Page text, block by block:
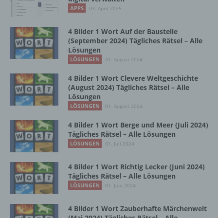
APPS 03. April 2025
4 Bilder 1 Wort Auf der Baustelle
(September 2024) Tägliches Rätsel – Alle
Lösungen
LÖSUNGEN 31. August 2024
4 Bilder 1 Wort Clevere Weltgeschichte
(August 2024) Tägliches Rätsel – Alle
Lösungen
LÖSUNGEN 01. August 2024
4 Bilder 1 Wort Berge und Meer (Juli 2024)
Tägliches Rätsel – Alle Lösungen
LÖSUNGEN 01. Juli 2024
4 Bilder 1 Wort Richtig Lecker (Juni 2024)
Tägliches Rätsel – Alle Lösungen
LÖSUNGEN 01. Juni 2024
4 Bilder 1 Wort Zauberhafte Märchenwelt
Zusammenhang mit personenbezogenen
Organisation, das Ordnen, die Speicherung,
die Anpassung oder Veränderung, das
Auslesen, das Abfragen, die Verwendung,
die Offenlegung durch Übermittlung,
Bereitstellung, den Abgleich oder die
Verknüpfung, die Einschränkung, das
Löschen oder die Vernichtung.
d) Einschränkung der Verarbeitung
Einschränkung der Verarbeitung ist die
Markierung gespeicherter
personenbezogener Daten mit dem Ziel, ihre
künftige Verarbeitung einzuschränken.
e) Profiling